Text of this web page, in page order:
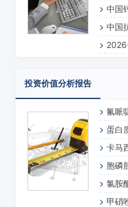
中国
中国
投资价值分析报告
氟哌
蛋白
卡马
胞磷
氯胺
甲硝